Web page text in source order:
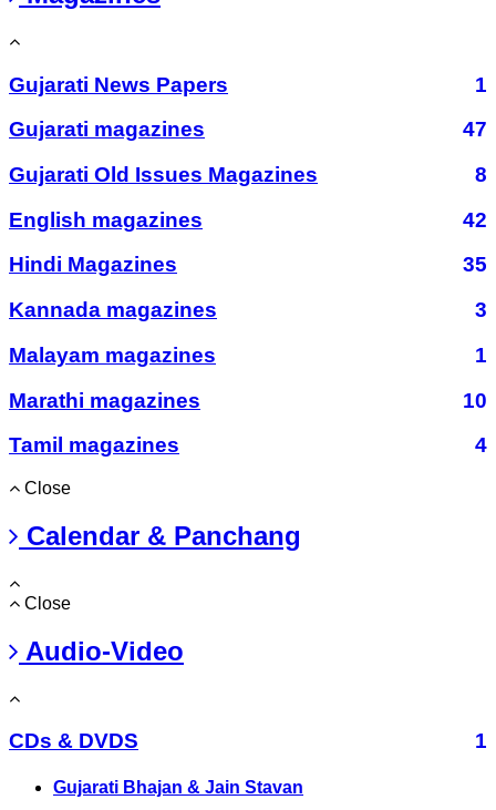
Gujarati News Papers
1
Gujarati magazines
47
Gujarati Old Issues Magazines
8
English magazines
42
Hindi Magazines
35
Kannada magazines
3
Malayam magazines
1
Marathi magazines
10
Tamil magazines
4
Close
Calendar & Panchang
Close
Audio-Video
CDs & DVDS 1
Gujarati Bhajan & Jain Stavan